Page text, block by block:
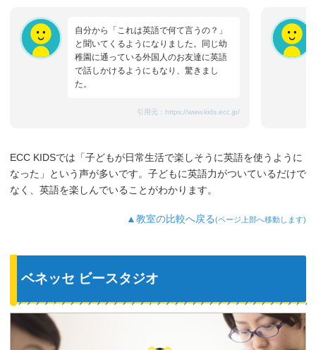
自分から「これは英語で何て言うの？」
と聞いてくるようになりました。同じ幼
稚園に通っている外国人のお友達に英語
で話しかけるようにもなり、驚きまし
た。
引用元： https://www.kids.ecc.jp/
ECC KIDSでは「子どもが日常生活で楽しそうに英語を使うように
なった」という声が多いです。子どもに英語力がついているだけで
なく、英語を楽しんでいることがわかります。
▲教室の比較へ戻る(ページ上部へ移動します)
ベネッセ ビースタジオ